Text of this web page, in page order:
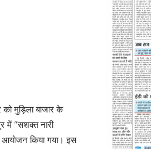
मुड़िला बाजार के
में “सशक्त नारी
किया गया। इस